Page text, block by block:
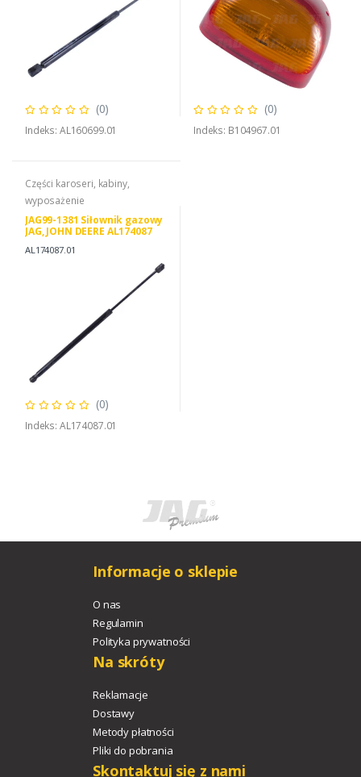
(0)
Indeks: AL160699.01
(0)
Indeks: B104967.01
Części karoseri, kabiny,
wyposażenie
JAG99-1381 Siłownik gazowy
JAG, JOHN DEERE AL174087
AL174087.01
(0)
Indeks: AL174087.01
Informacje o sklepie
O nas
Regulamin
Polityka prywatności
Na skróty
Reklamacje
Dostawy
Metody płatności
Pliki do pobrania
Skontaktuj się z nami